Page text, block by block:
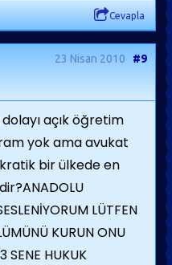
Cevapla
23 Nisan 2010 #9
açık öğretim
yok ama avukat
bir ülkede en
LÜTFEN
KURUN ONU
SENE HUKUK